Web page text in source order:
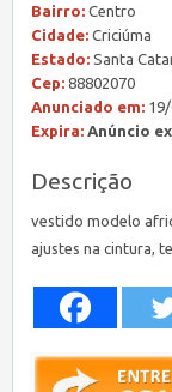
Bairro: Centro
Cidade: Criciúma
Estado: Santa
Cep: 88802070
Anunciado em:
Expira: Anúncio
Descrição
vestido modelo
ajustes na cintura,